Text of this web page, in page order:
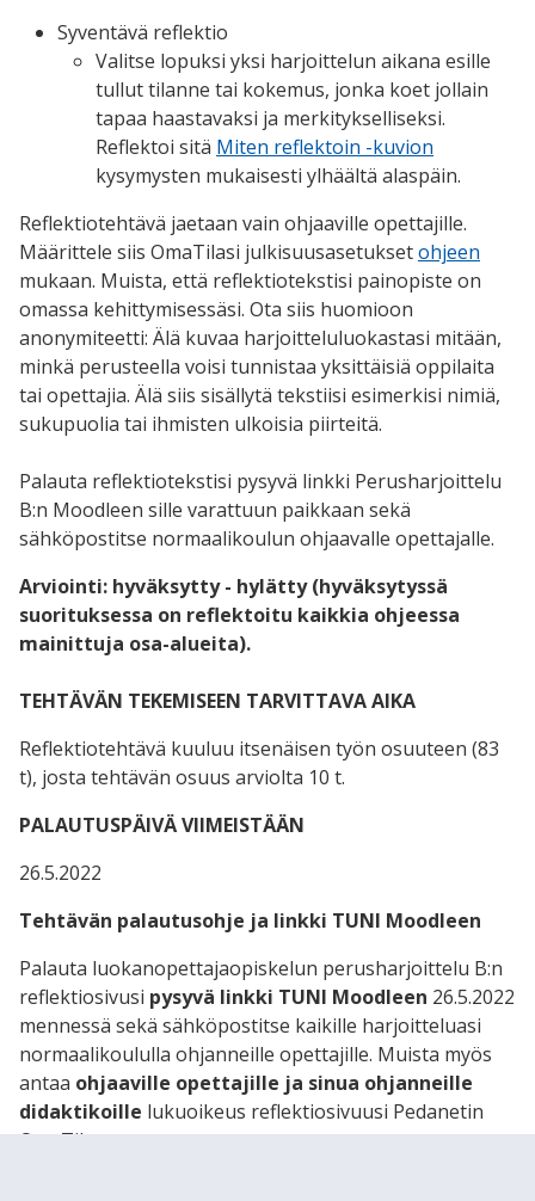
Syventävä reflektio
Valitse lopuksi yksi harjoittelun aikana esille
tullut tilanne tai kokemus, jonka koet jollain
tapaa haastavaksi ja merkitykselliseksi.
Reflektoi sitä Miten reflektoin -kuvion
kysymysten mukaisesti ylhäältä alaspäin.
Reflektiotehtävä jaetaan vain ohjaaville opettajille.
Määrittele siis OmaTilasi julkisuusasetuksetohjeen
mukaan. Muista, että reflektiotekstisi painopiste on
omassa kehittymisessäsi. Ota siis huomioon
anonymiteetti: Älä kuvaa harjoitteluluokastasi mitään,
minkä perusteella voisi tunnistaa yksittäisiä oppilaita
tai opettajia. Älä siis sisällytä tekstiisi esimerkisi nimiä,
sukupuolia tai ihmisten ulkoisia piirteitä.
Palauta reflektiotekstisi pysyvä linkki Perusharjoittelu
B:n Moodleen sille varattuun paikkaan sekä
sähköpostitse normaalikoulun ohjaavalle opettajalle.
Arviointi: hyväksytty - hylätty (hyväksytyssä
suorituksessa on reflektoitu kaikkia ohjeessa
mainittuja osa-alueita).
TEHTÄVÄN TEKEMISEEN TARVITTAVA AIKA
Reflektiotehtävä kuuluu itsenäisen työn osuuteen (83
t), josta tehtävän osuus arviolta 10 t.
PALAUTUSPÄIVÄ VIIMEISTÄÄN
26.5.2022
Tehtävän palautusohje ja linkki TUNI Moodleen
Palauta luokanopettajaopiskelun perusharjoittelu B:n
reflektiosivusi pysyvä linkki TUNI Moodleen 26.5.2022
mennessä sekä sähköpostitse kaikille harjoitteluasi
normaalikoululla ohjanneille opettajille. Muista myös
antaa ohjaaville opettajille ja sinua ohjanneille
didaktikoille lukuoikeus reflektiosivuusi Pedanetin
OmaTilassa.